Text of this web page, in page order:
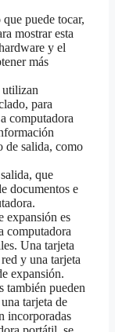
puede tocar,
mostrar esta
y el
más
utilizan
para
computadora
de salida, como
que
documentos e
expansión es
computadora
Una tarjeta
y una tarjeta
expansión.
también pueden
tarjeta de
incorporadas